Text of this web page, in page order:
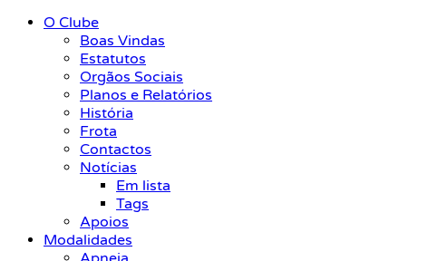
O Clube
Boas Vindas
Estatutos
Orgãos Sociais
Planos e Relatórios
História
Frota
Contactos
Notícias
Em lista
Tags
Apoios
Modalidades